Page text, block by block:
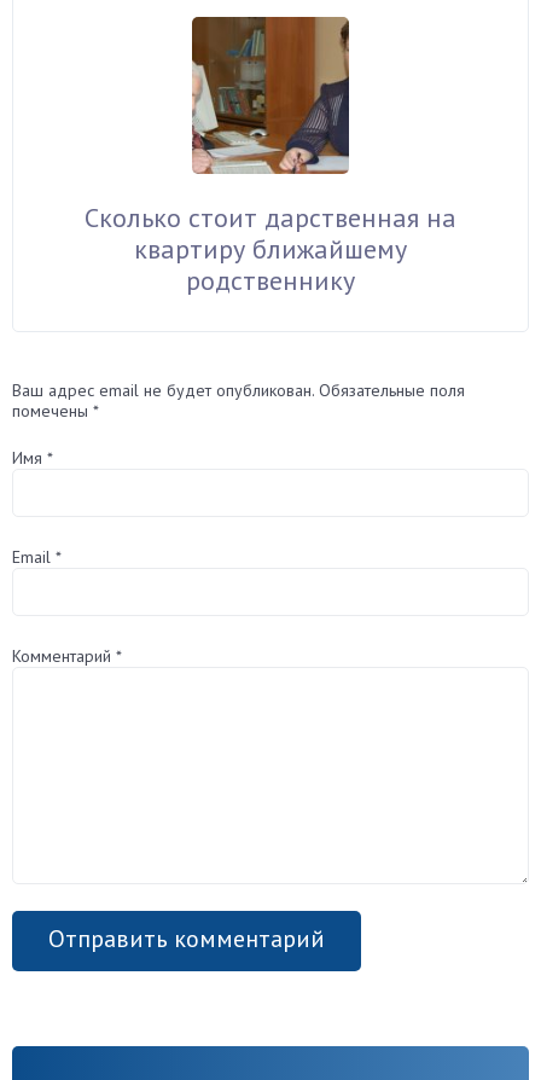
Сколько стоит дарственная на
квартиру ближайшему
родственнику
Ваш адрес email не будет опубликован. Обязательные поля
помечены *
Имя *
Email *
Комментарий *